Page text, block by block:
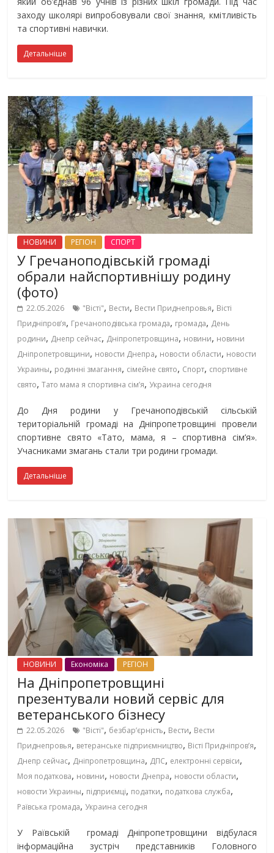
заходу школярі випробовували свої знання, кмітливість
та спортивні навички.
Детальніше
НОВИНИ РЕГІОН СПОРТ
У Гречаноподівській громаді
обрали найспортивнішу родину
(фото)
22.05.2026 "Вісті", Вести, Вести Приднепровья, Вісті
Придніпровʼя, Гречаноподівська громада, громада, День
родини, Днепр сейчас, Дніпропетровщина, новини, новини
Дніпропетровщини, новости Днепра, новости области, новости
Украины, родинні змагання, сімейне свято, Спорт, спортивне
свято,Тато мама я спортивна сім’я, Украина сегодня
До Дня родини у Гречаноподівській сільській
територіальній громаді на Дніпропетровщині провели
спортивне свято «Тато, мама, я – спортивна сім’я».
Учасниками змагань стали три родини громади.
Детальніше
НОВИНИ Економіка РЕГІОН
На Дніпропетровщині
презентували новий сервіс для
ветеранського бізнесу
22.05.2026 "Вісті", безбар’єрність, Вести, Вести
Приднепровья, ветеранське підприємництво, Вісті Придніпровʼя,
Днепр сейчас, Дніпропетровщина, ДПС, електронні сервіси,
Моя податкова, новини, новости Днепра, новости области,
новости Украины, підприємці, податки, податкова служба,
Раївська громада, Украина сегодня
У Раївській громаді Дніпропетровщини відбулася
інформаційна зустріч представників Головного